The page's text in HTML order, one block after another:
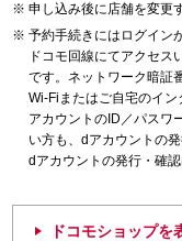
申し込み後に店舗を変更
予約手続きにはログイン
ドコモ回線にてアクセス
です。ネットワーク暗証
Wi-Fiまたはご自宅のイ
アカウントのID／パスワ
い方も、dアカウントの発
dアカウントの発行・確認
ドコモショップを